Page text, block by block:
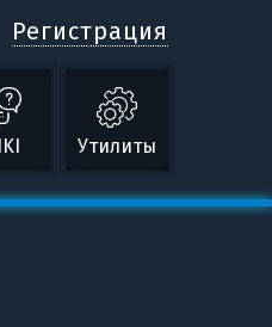
Регистрация
Утилиты